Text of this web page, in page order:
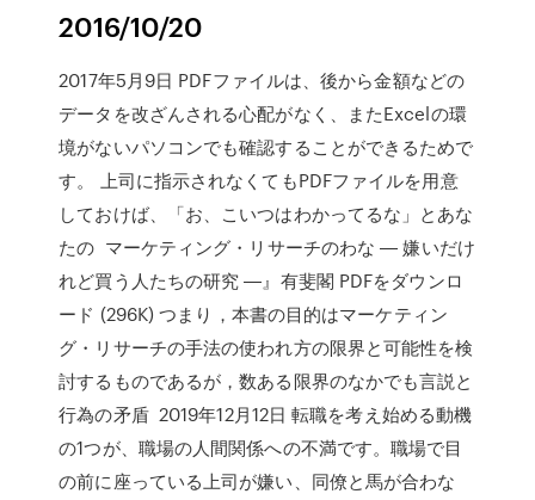
2016/10/20
2017年5月9日 PDFファイルは、後から金額などの
データを改ざんされる心配がなく、またExcelの環
境がないパソコンでも確認することができるためで
す。 上司に指示されなくてもPDFファイルを用意
しておけば、「お、こいつはわかってるな」とあな
たの マーケティング・リサーチのわな ― 嫌いだけ
れど買う人たちの研究 ―』有斐閣 PDFをダウンロ
ード (296K) つまり，本書の目的はマーケティン
グ・リサーチの手法の使われ方の限界と可能性を検
討するものであるが，数ある限界のなかでも言説と
行為の矛盾 2019年12月12日 転職を考え始める動機
の1つが、職場の人間関係への不満です。職場で目
の前に座っている上司が嫌い、同僚と馬が合わな